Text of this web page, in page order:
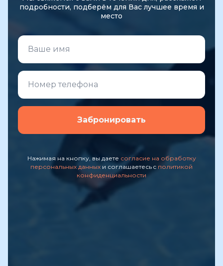
подробности, подберём для Вас лучшее время и
место
Забронировать
Нажимая на кнопку, вы даете согласие на обработку
персональных данных и соглашаетесь c политикой
конфиденциальности